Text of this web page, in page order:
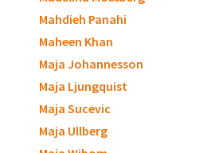
Mahdieh Panahi
Maheen Khan
Maja Johannesson
Maja Ljungquist
Maja Sucevic
Maja Ullberg